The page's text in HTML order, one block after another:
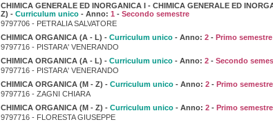
CHIMICA GENERALE ED INORGANICA I - CHIMICA GENERALE ED
Z) - Curriculum unico - Anno: 1 - Secondo semestre
9797706 - PETRALIA SALVATORE
CHIMICA ORGANICA (A - L) - Curriculum unico - Anno: 2 - Primo semestre
9797716 - PISTARA' VENERANDO
CHIMICA ORGANICA (A - L) - Curriculum unico - Anno: 2 - Secondo
9797716 - PISTARA' VENERANDO
CHIMICA ORGANICA (M - Z) - Curriculum unico - Anno: 2 - Primo semestre
9797716 - ZAGNI CHIARA
CHIMICA ORGANICA (M - Z) - Curriculum unico - Anno: 2 - Primo semestre
9797716 - FLORESTA GIUSEPPE